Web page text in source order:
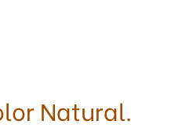
Natural.